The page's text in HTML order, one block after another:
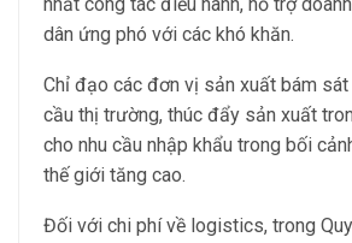
nhất công tác điều hành, hỗ trợ
dân ứng phó với các khó khăn.
Chỉ đạo các đơn vị sản xuất bám sát
cầu thị trường, thúc đẩy sản xuất
cho nhu cầu nhập khẩu trong bối
thế giới tăng cao.
Đối với chi phí về logistics, trong